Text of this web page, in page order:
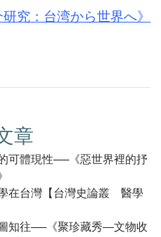
研究：台湾から世界へ》
章
可體現性──《惡世界裡的抒
在台灣【台灣史論叢 醫學
知往──《聚珍藏秀—文物收